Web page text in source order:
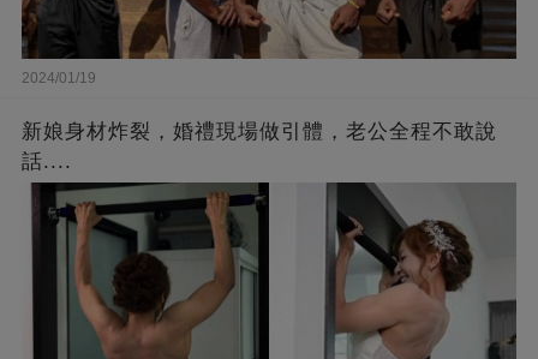
2024/01/19
新娘身材炸裂，婚禮現場做引體，老公全程不敢說
話....